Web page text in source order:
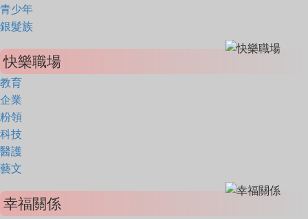
青少年
銀髮族
快樂職場
教育
企業
粉領
科技
醫護
藝文
幸福關係